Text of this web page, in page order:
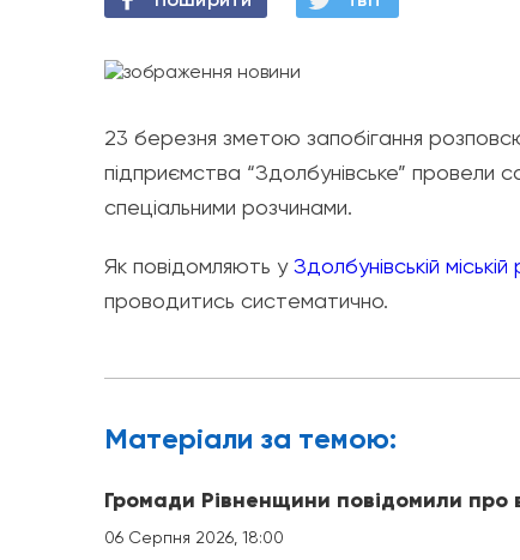
23 березня зметою запобігання
підприємства “Здолбунівське” провели
спеціальними розчинами.
Як повідомляють уЗдолбунівській міській
проводитись систематично.
Матерiали за темою:
Громади Рівненщини повідомили про
06 Серпня 2026, 18:00